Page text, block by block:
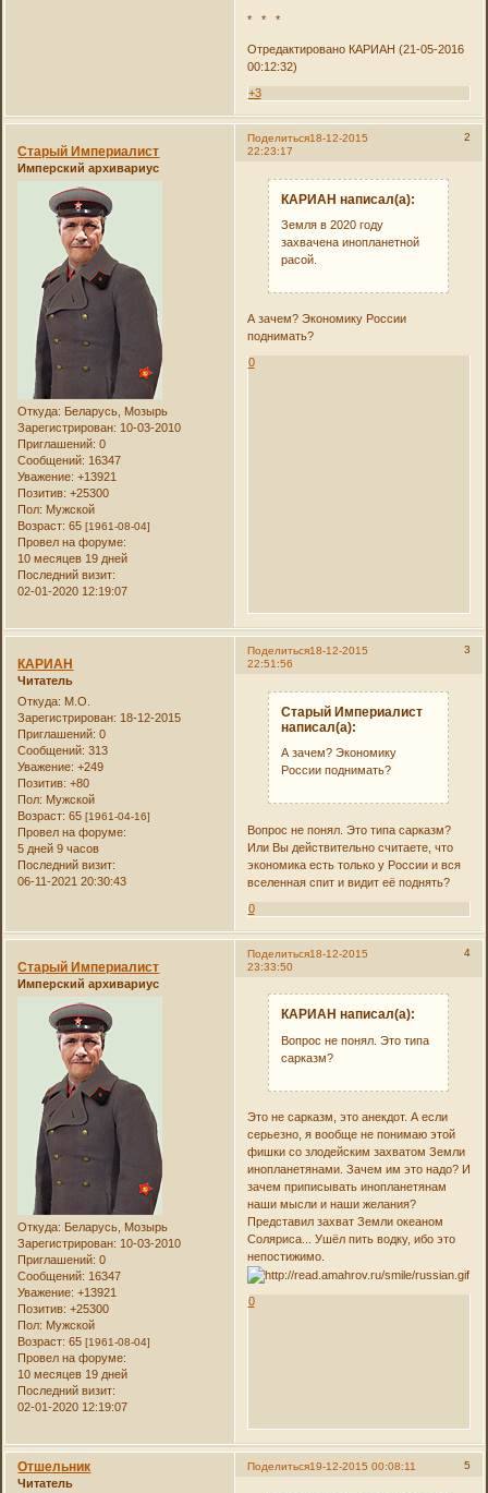
* * *
Отредактировано КАРИАН (21-05-2016
00:12:32)
+3
Поделиться 2
18-12-2015
22:23:17
Старый Империалист
Имперский архивариус
Откуда: Беларусь, Мозырь
Зарегистрирован: 10-03-2010
Приглашений: 0
Сообщений: 16347
Уважение: +13921
Позитив: +25300
Пол: Мужской
Возраст: 65[1961-08-04]
Провел на форуме:
10 месяцев 19 дней
Последний визит:
02-01-2020 12:19:07
КАРИАН написал(а):
Земля в 2020 году
захвачена инопланетной
расой.
А зачем? Экономику России
поднимать?
0
Поделиться 3
18-12-2015
22:51:56
КАРИАН
Читатель
Откуда: М.О.
Зарегистрирован: 18-12-2015
Приглашений: 0
Сообщений: 313
Уважение: +249
Позитив: +80
Пол: Мужской
Возраст: 65[1961-04-16]
Провел на форуме:
5 дней 9 часов
Последний визит:
06-11-2021 20:30:43
Старый Империалист
написал(а):
А зачем? Экономику
России поднимать?
Вопрос не понял. Это типа сарказм?
Или Вы действительно считаете, что
экономика есть только у России и вся
вселенная спит и видит её поднять?
0
Поделиться 4
18-12-2015
23:33:50
Старый Империалист
Имперский архивариус
Откуда: Беларусь, Мозырь
Зарегистрирован: 10-03-2010
Приглашений: 0
Сообщений: 16347
Уважение: +13921
Позитив: +25300
Пол: Мужской
Возраст: 65[1961-08-04]
Провел на форуме:
10 месяцев 19 дней
Последний визит:
02-01-2020 12:19:07
КАРИАН написал(а):
Вопрос не понял. Это типа
сарказм?
Это не сарказм, это анекдот. А если
серьезно, я вообще не понимаю этой
фишки со злодейским захватом Земли
инопланетянами. Зачем им это надо? И
зачем приписывать инопланетянам
наши мысли и наши желания?
Представил захват Земли океаном
Соляриса... Ушёл пить водку, ибо это
непостижимо.
0
Поделиться 5
19-12-2015 00:08:11
Отшельник
Читатель